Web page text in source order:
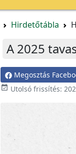
Hirdetőtábla
A 2025
Megosztás
 Utolsó frissítés: